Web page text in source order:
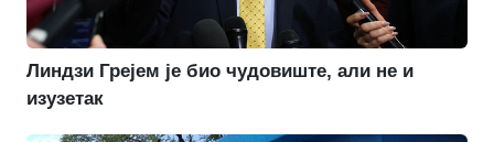
Линдзи Грејем је био чудовиште, али не и
изузетак